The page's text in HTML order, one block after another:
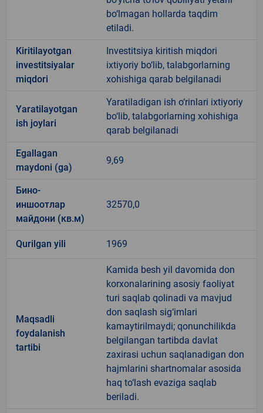
bo‘lmagan hollarda taqdim
etiladi.
Kiritilayotgan
investitsiyalar
miqdori
Investitsiya kiritish miqdori
ixtiyoriy bo‘lib, talabgorlarning
xohishiga qarab belgilanadi
Yaratilayotgan
ish joylari
Yaratiladigan ish o‘rinlari ixtiyoriy
bo‘lib, talabgorlarning xohishiga
qarab belgilanadi
Egallagan
maydoni (ga)
9,69
Бино-
иншоотлар
майдони (кв.м)
32570,0
Qurilgan yili 1969
Maqsadli
foydalanish
tartibi
Kamida besh yil davomida don
korxonalarining asosiy faoliyat
turi saqlab qolinadi va mavjud
don saqlash sig‘imlari
kamaytirilmaydi; qonunchilikda
belgilangan tartibda davlat
zaxirasi uchun saqlanadigan don
hajmlarini shartnomalar asosida
haq to‘lash evaziga saqlab
beriladi.